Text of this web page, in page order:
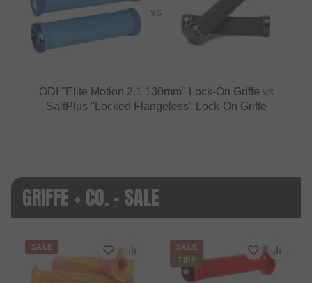
VS
ODI "Elite Motion 2.1 130mm" Lock-On Griffe vs
SaltPlus "Locked Flangeless" Lock-On Griffe
GRIFFE + CO. - SALE
SALE
SALE
TIPP